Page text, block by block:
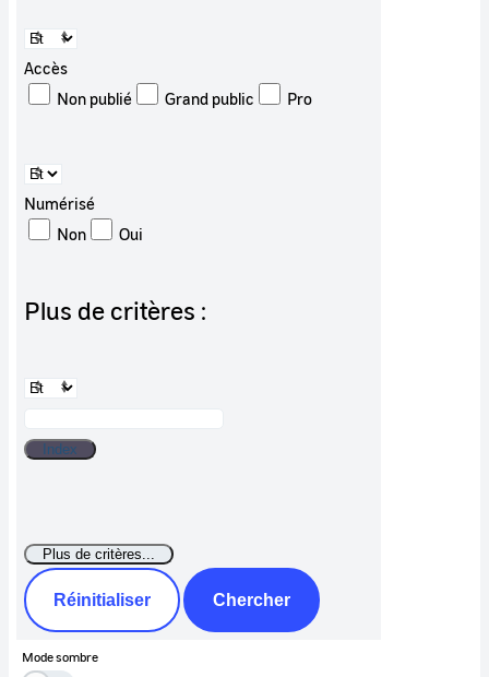
Accès
Non publié
Grand public Pro
Numérisé
Non
Oui
Plus de critères :
Réinitialiser Chercher
Mode sombre